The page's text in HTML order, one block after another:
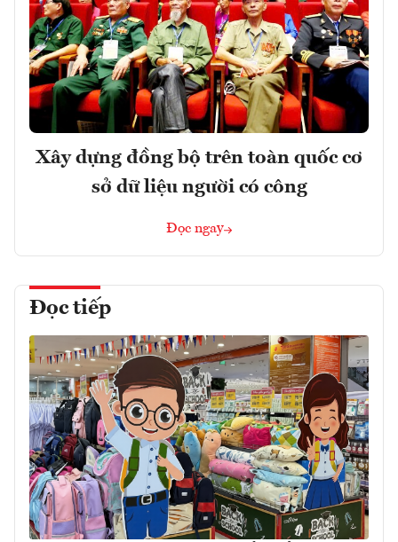
Xây dựng đồng bộ trên toàn quốc cơ
sở dữ liệu người có công
Đọc ngay
Đọc tiếp